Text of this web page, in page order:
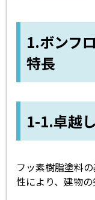
1.ボンフ
特長
1-1.卓越
フッ素樹脂塗料
性により、建物の